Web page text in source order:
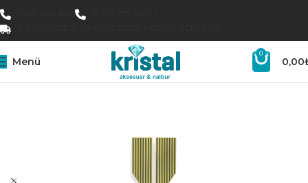
Menü
0
0,00